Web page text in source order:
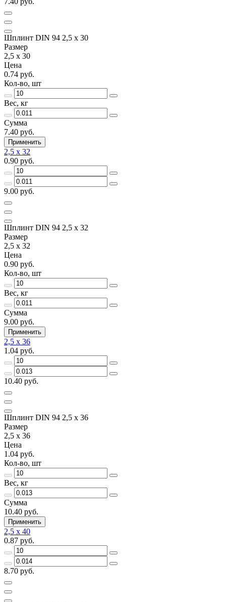
Шплинт DIN 94 2,5 x 30
Размер
2,5 x 30
Цена
0.74 руб.
Кол-во, шт
Вес, кг
Сумма
7.40 руб.
Применить
2,5 x 32
0.90 руб.
9.00 руб.
Шплинт DIN 94 2,5 x 32
Размер
2,5 x 32
Цена
0.90 руб.
Кол-во, шт
Вес, кг
Сумма
9.00 руб.
Применить
2,5 x 36
1.04 руб.
10.40 руб.
Шплинт DIN 94 2,5 x 36
Размер
2,5 x 36
Цена
1.04 руб.
Кол-во, шт
Вес, кг
Сумма
10.40 руб.
Применить
2,5 x 40
0.87 руб.
8.70 руб.